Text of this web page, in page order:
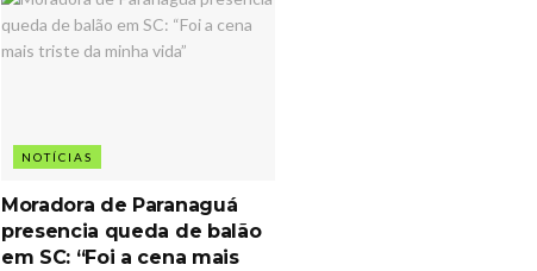
NOTÍCIAS
Moradora de Paranaguá
presencia queda de balão
em SC: “Foi a cena mais